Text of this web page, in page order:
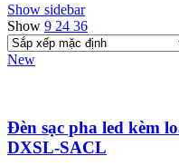
Show sidebar
Show 9 24 36
New
Đèn sạc pha led kèm
DXSL-SACL